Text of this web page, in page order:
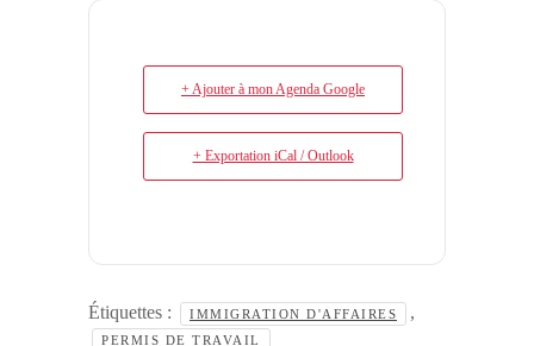
+ Ajouter à mon Agenda Google
+ Exportation iCal / Outlook
Étiquettes : IMMIGRATION D'AFFAIRES ,
PERMIS DE TRAVAIL